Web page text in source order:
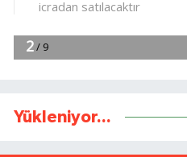
Yükleniyor...